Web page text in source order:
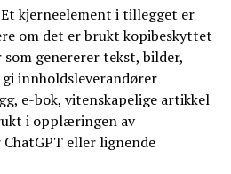
kjerneelement i tillegget er
om det er brukt kopibeskyttet
genererer tekst, bilder,
innholdsleverandører
e-bok, vitenskapelige artikkel
i opplæringen av
eller lignende